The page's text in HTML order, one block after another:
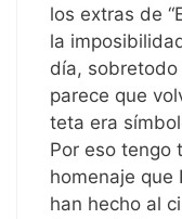
los extras de
la
día, sobretodo
parece que
teta era
Por eso tengo
homenaje que
han hecho al